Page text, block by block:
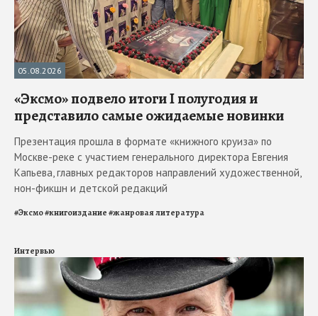
05.08.2026
«Эксмо» подвело итоги I полугодия и
представило самые ожидаемые новинки
Презентация прошла в формате «книжного круиза» по
Москве-реке с участием генерального директора Евгения
Капьева, главных редакторов направлений художественной,
нон-фикшн и детской редакций
#Эксмо#книгоиздание#жанровая литература
Интервью